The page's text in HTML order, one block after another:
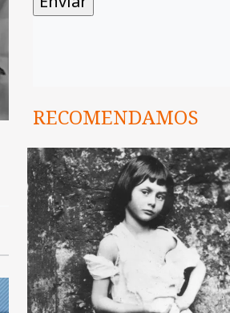
RECOMENDAMOS